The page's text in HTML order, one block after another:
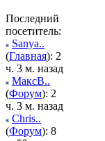
Последний
посетитель:
Sanya..
(Главная): 2
ч. 3 м. назад
МаксВ..
(Форум): 2
ч. 3 м. назад
Chris..
(Форум): 8